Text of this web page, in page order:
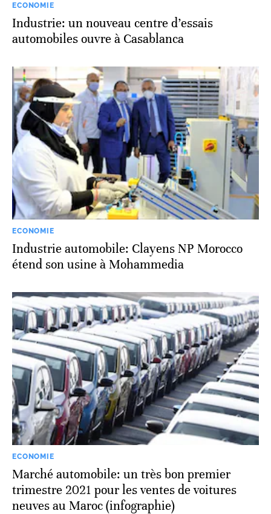
ECONOMIE
Industrie: un nouveau centre d’essais
automobiles ouvre à Casablanca
ECONOMIE
Industrie automobile: Clayens NP Morocco
étend son usine à Mohammedia
ECONOMIE
Marché automobile: un très bon premier
trimestre 2021 pour les ventes de voitures
neuves au Maroc (infographie)